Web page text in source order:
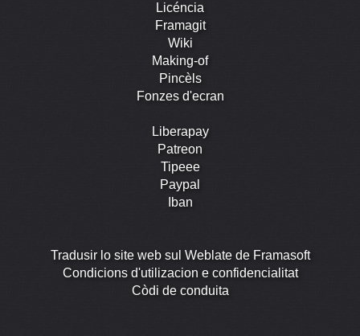
Licéncia
Framagit
Wiki
Making-of
Pincèls
Fonzes d'ecran
Liberapay
Patreon
Tipeee
Paypal
Iban
Tradusir lo site web sul Weblate de Framasoft
Condicions d'utilizacion e confidencialitat
Còdi de conduita